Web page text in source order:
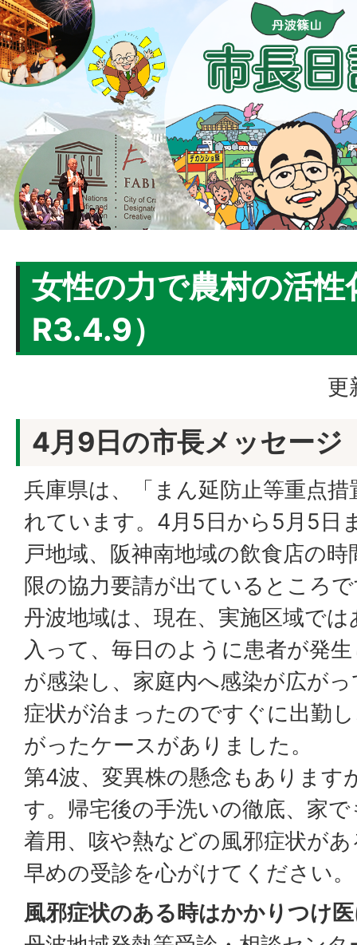
女性の力で農村の活性
R3.4.9）
更
4月9日の市長メッセージ
兵庫県は、「まん延防止等重点
れています。4月5日から5月5日
戸地域、阪神南地域の飲食店の
限の協力要請が出ているところ
丹波地域は、現在、実施区域で
入って、毎日のように患者が発
が感染し、家庭内へ感染が広が
症状が治まったのですぐに出勤
がったケースがありました。
第4波、変異株の懸念もあります
す。帰宅後の手洗いの徹底、家
着用、咳や熱などの風邪症状が
早めの受診を心がけてください。
風邪症状のある時はかかりつけ